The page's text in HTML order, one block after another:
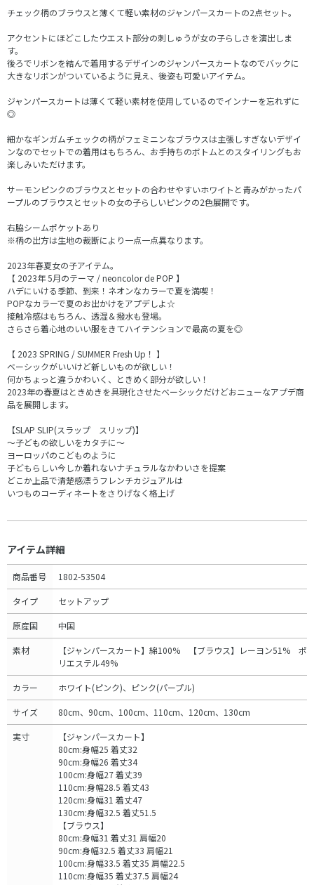
チェック柄のブラウスと薄くて軽い素材のジャンパースカートの2点セット。
アクセントにほどこしたウエスト部分の刺しゅうが女の子らしさを演出しま
す。
後ろでリボンを結んで着用するデザインのジャンパースカートなのでバックに
大きなリボンがついているように見え、後姿も可愛いアイテム。
ジャンパースカートは薄くて軽い素材を使用しているのでインナーを忘れずに
◎
細かなギンガムチェックの柄がフェミニンなブラウスは主張しすぎないデザイ
ンなのでセットでの着用はもちろん、お手持ちのボトムとのスタイリングもお
楽しみいただけます。
サーモンピンクのブラウスとセットの合わせやすいホワイトと青みがかったパ
ープルのブラウスとセットの女の子らしいピンクの2色展開です。
右脇シームポケットあり
※柄の出方は生地の裁断により一点一点異なります。
2023年春夏女の子アイテム。
【 2023年 5月のテーマ / neoncolor de POP 】
ハデにいける季節、到来！ネオンなカラーで夏を満喫！
POPなカラーで夏のお出かけをアプデしよ☆
接触冷感はもちろん、透湿＆撥水も登場。
さらさら着心地のいい服をきてハイテンションで最高の夏を◎
【 2023 SPRING / SUMMER Fresh Up！ 】
ベーシックがいいけど新しいものが欲しい！
何かちょっと違うかわいく、ときめく部分が欲しい！
2023年の春夏はときめきを具現化させたベーシックだけどおニューなアプデ商
品を展開します。
【SLAP SLIP(スラップ スリップ)】
～子どもの欲しいをカタチに～
ヨーロッパのこどものように
子どもらしい今しか着れないナチュラルなかわいさを提案
どこか上品で清楚感漂うフレンチカジュアルは
いつものコーディネートをさりげなく格上げ
アイテム詳細
商品番号 1802-53504
タイプ セットアップ
原産国 中国
素材
【ジャンパースカート】綿100% 【ブラウス】レーヨン51% ポ
リエステル49%
カラー ホワイト(ピンク)、ピンク(パープル)
サイズ 80cm、90cm、100cm、110cm、120cm、130cm
実寸
【ジャンパースカート】
80cm:身幅25 着丈32
90cm:身幅26 着丈34
100cm:身幅27 着丈39
110cm:身幅28.5 着丈43
120cm:身幅31 着丈47
130cm:身幅32.5 着丈51.5
【ブラウス】
80cm:身幅31 着丈31 肩幅20
90cm:身幅32.5 着丈33 肩幅21
100cm:身幅33.5 着丈35 肩幅22.5
110cm:身幅35 着丈37.5 肩幅24